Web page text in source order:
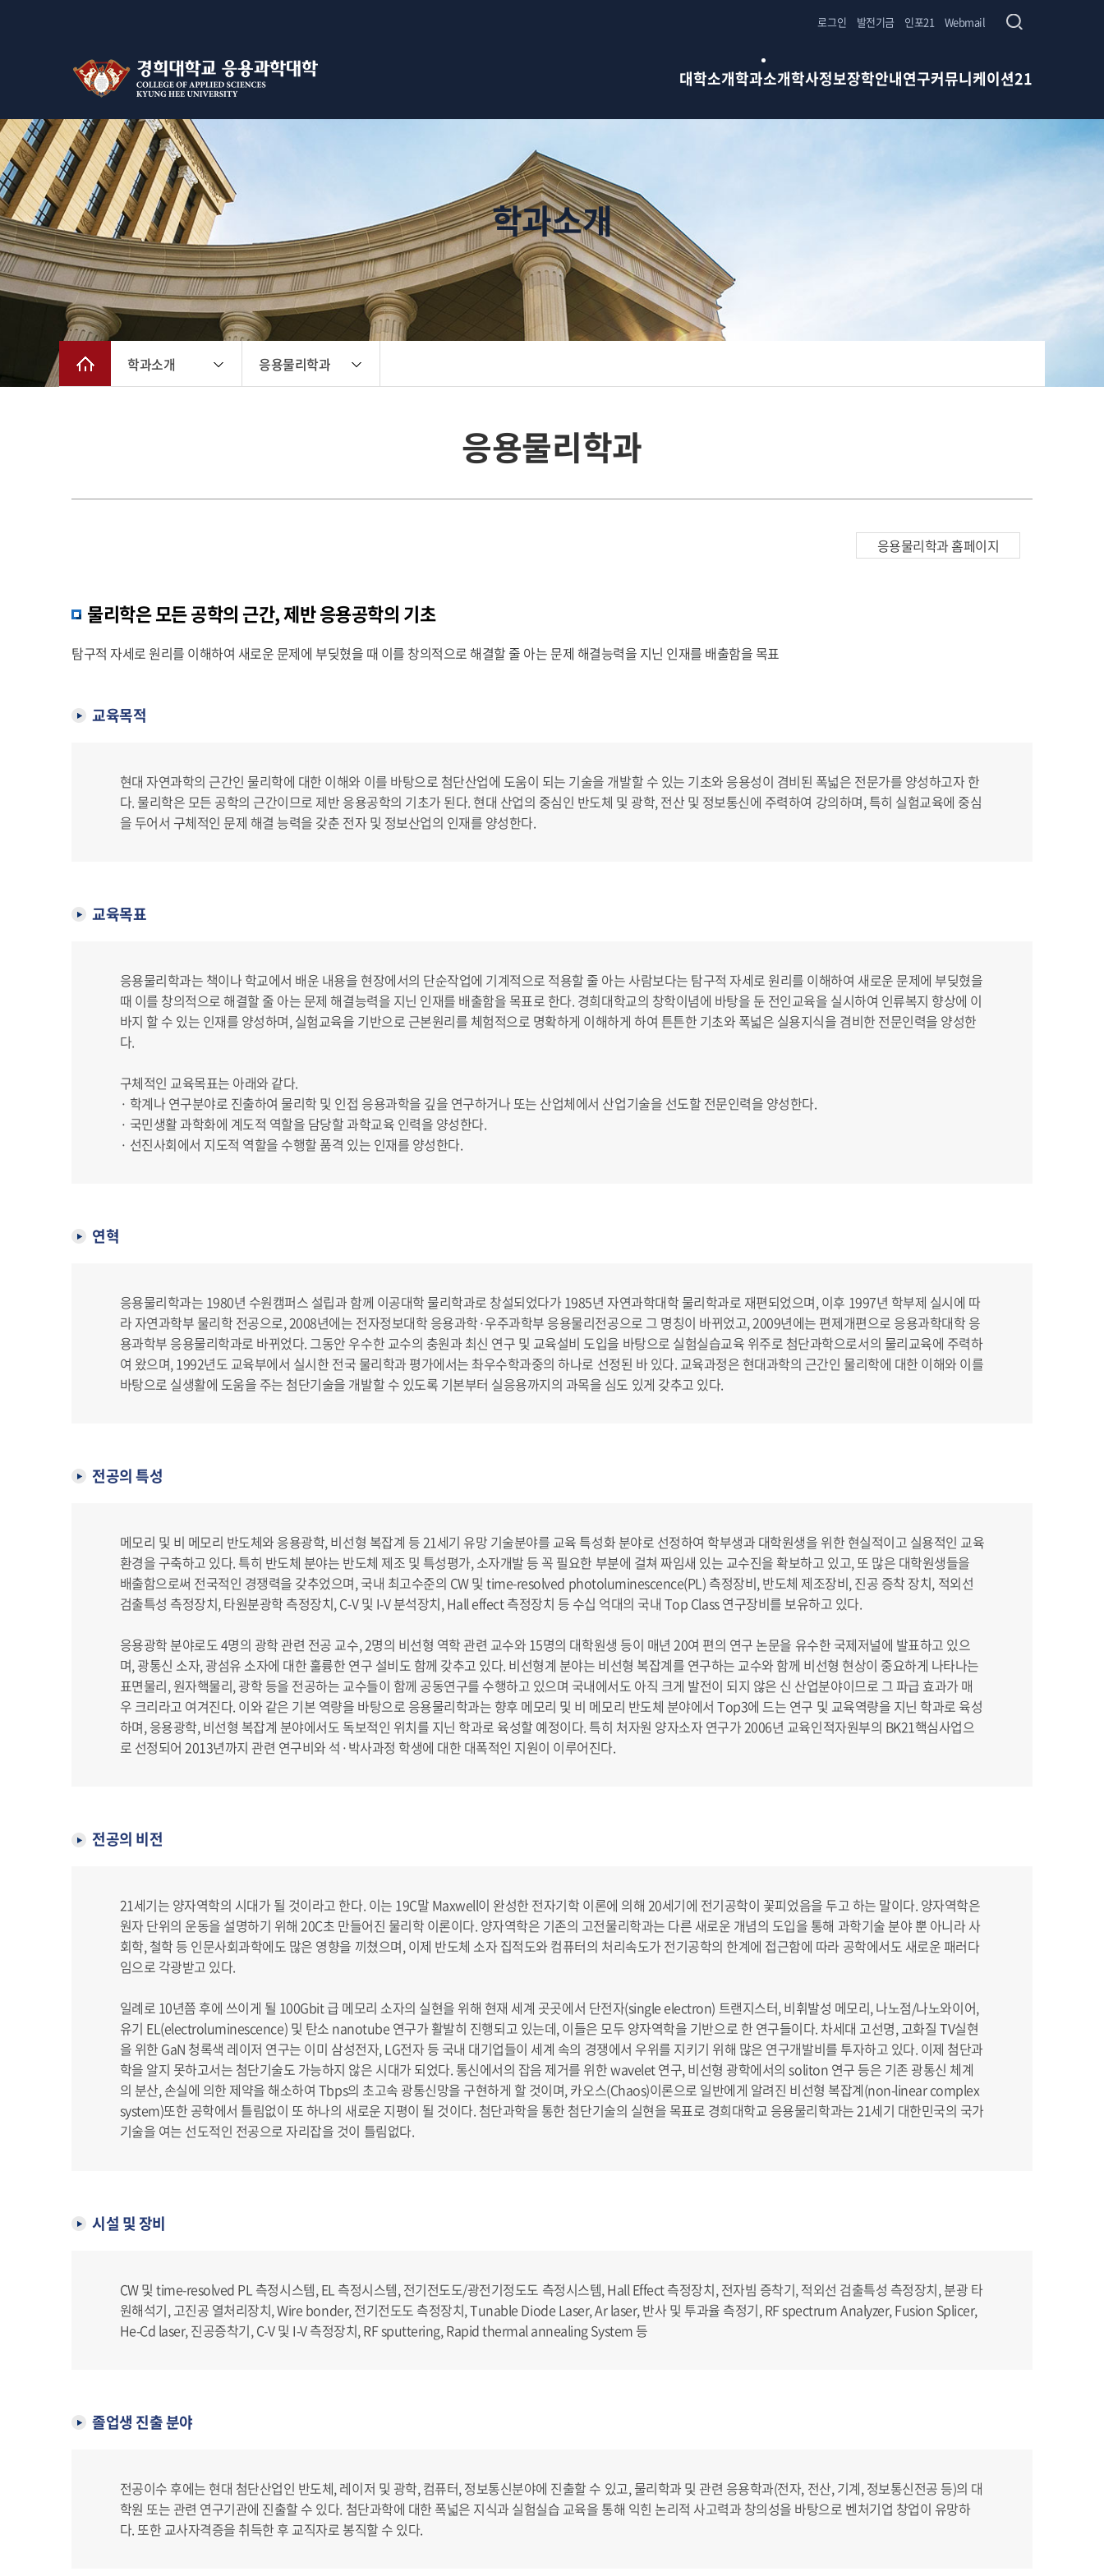
대학소개학과소개학사정보장학안내연구커뮤니케이션21
로그인 발전기금 인포21 Webmail
학과소개
학과소개 응용물리학과
응용물리학과
응용물리학과 홈페이지
물리학은 모든 공학의 근간, 제반 응용공학의 기초
탐구적 자세로 원리를 이해하여 새로운 문제에 부딪혔을 때 이를 창의적으로 해결할 줄 아는 문제 해결능력을 지닌 인재를 배출함을 목표
교육목적
현대 자연과학의 근간인 물리학에 대한 이해와 이를 바탕으로 첨단산업에 도움이 되는 기술을 개발할 수 있는 기초와 응용성이 겸비된 폭넓은 전문가를 양성하고자 한
다. 물리학은 모든 공학의 근간이므로 제반 응용공학의 기초가 된다. 현대 산업의 중심인 반도체 및 광학, 전산 및 정보통신에 주력하여 강의하며, 특히 실험교육에 중심
을 두어서 구체적인 문제 해결 능력을 갖춘 전자 및 정보산업의 인재를 양성한다.
교육목표
응용물리학과는 책이나 학교에서 배운 내용을 현장에서의 단순작업에 기계적으로 적용할 줄 아는 사람보다는 탐구적 자세로 원리를 이해하여 새로운 문제에 부딪혔을
때 이를 창의적으로 해결할 줄 아는 문제 해결능력을 지닌 인재를 배출함을 목표로 한다. 경희대학교의 창학이념에 바탕을 둔 전인교육을 실시하여 인류복지 향상에 이
바지 할 수 있는 인재를 양성하며, 실험교육을 기반으로 근본원리를 체험적으로 명확하게 이해하게 하여 튼튼한 기초와 폭넓은 실용지식을 겸비한 전문인력을 양성한
다.
구체적인 교육목표는 아래와 같다.
· 학계나 연구분야로 진출하여 물리학 및 인접 응용과학을 깊을 연구하거나 또는 산업체에서 산업기술을 선도할 전문인력을 양성한다.
· 국민생활 과학화에 계도적 역할을 담당할 과학교육 인력을 양성한다.
· 선진사회에서 지도적 역할을 수행할 품격 있는 인재를 양성한다.
연혁
응용물리학과는 1980년 수원캠퍼스 설립과 함께 이공대학 물리학과로 창설되었다가 1985년 자연과학대학 물리학과로 재편되었으며, 이후 1997년 학부제 실시에 따
라 자연과학부 물리학 전공으로, 2008년에는 전자정보대학 응용과학·우주과학부 응용물리전공으로 그 명칭이 바뀌었고, 2009년에는 편제개편으로 응용과학대학 응
용과학부 응용물리학과로 바뀌었다. 그동안 우수한 교수의 충원과 최신 연구 및 교육설비 도입을 바탕으로 실험실습교육 위주로 첨단과학으로서의 물리교육에 주력하
여 왔으며, 1992년도 교육부에서 실시한 전국 물리학과 평가에서는 촤우수학과중의 하나로 선정된 바 있다. 교육과정은 현대과학의 근간인 물리학에 대한 이해와 이를
바탕으로 실생활에 도움을 주는 첨단기술을 개발할 수 있도록 기본부터 실응용까지의 과목을 심도 있게 갖추고 있다.
전공의 특성
메모리 및 비 메모리 반도체와 응용광학, 비선형 복잡계 등 21세기 유망 기술분야를 교육 특성화 분야로 선정하여 학부생과 대학원생을 위한 현실적이고 실용적인 교육
환경을 구축하고 있다. 특히 반도체 분야는 반도체 제조 및 특성평가, 소자개발 등 꼭 필요한 부분에 걸쳐 짜임새 있는 교수진을 확보하고 있고, 또 많은 대학원생들을
배출함으로써 전국적인 경쟁력을 갖추었으며, 국내 최고수준의 CW 및 time-resolved photoluminescence(PL) 측정장비, 반도체 제조장비, 진공 증착 장치, 적외선
검출특성 측정장치, 타원분광학 측정장치, C-V 및 I-V 분석장치, Hall effect 측정장치 등 수십 억대의 국내 Top Class 연구장비를 보유하고 있다.
응용광학 분야로도 4명의 광학 관련 전공 교수, 2명의 비선형 역학 관련 교수와 15명의 대학원생 등이 매년 20여 편의 연구 논문을 유수한 국제저널에 발표하고 있으
며, 광통신 소자, 광섬유 소자에 대한 훌륭한 연구 설비도 함께 갖추고 있다. 비선형계 분야는 비선형 복잡계를 연구하는 교수와 함께 비선형 현상이 중요하게 나타나는
표면물리, 원자핵물리, 광학 등을 전공하는 교수들이 함께 공동연구를 수행하고 있으며 국내에서도 아직 크게 발전이 되지 않은 신 산업분야이므로 그 파급 효과가 매
우 크리라고 여겨진다. 이와 같은 기본 역량을 바탕으로 응용물리학과는 향후 메모리 및 비 메모리 반도체 분야에서 Top3에 드는 연구 및 교육역량을 지닌 학과로 육성
하며, 응용광학, 비선형 복잡계 분야에서도 독보적인 위치를 지닌 학과로 육성할 예정이다. 특히 처자원 양자소자 연구가 2006년 교육인적자원부의 BK21핵심사업으
로 선정되어 2013년까지 관련 연구비와 석·박사과정 학생에 대한 대폭적인 지원이 이루어진다.
전공의 비전
21세기는 양자역학의 시대가 될 것이라고 한다. 이는 19C말 Maxwell이 완성한 전자기학 이론에 의해 20세기에 전기공학이 꽃피었음을 두고 하는 말이다. 양자역학은
원자 단위의 운동을 설명하기 위해 20C초 만들어진 물리학 이론이다. 양자역학은 기존의 고전물리학과는 다른 새로운 개념의 도입을 통해 과학기술 분야 뿐 아니라 사
회학, 철학 등 인문사회과학에도 많은 영향을 끼쳤으며, 이제 반도체 소자 집적도와 컴퓨터의 처리속도가 전기공학의 한계에 접근함에 따라 공학에서도 새로운 패러다
임으로 각광받고 있다.
일례로 10년쯤 후에 쓰이게 될 100Gbit 급 메모리 소자의 실현을 위해 현재 세계 곳곳에서 단전자(single electron) 트랜지스터, 비휘발성 메모리, 나노점/나노와이어,
유기 EL(electroluminescence) 및 탄소 nanotube 연구가 활발히 진행되고 있는데, 이들은 모두 양자역학을 기반으로 한 연구들이다. 차세대 고선명, 고화질 TV실현
을 위한 GaN 청록색 레이저 연구는 이미 삼성전자, LG전자 등 국내 대기업들이 세계 속의 경쟁에서 우위를 지키기 위해 많은 연구개발비를 투자하고 있다. 이제 첨단과
학을 알지 못하고서는 첨단기술도 가능하지 않은 시대가 되었다. 통신에서의 잡음 제거를 위한 wavelet 연구, 비선형 광학에서의 soliton 연구 등은 기존 광통신 체계
의 분산, 손실에 의한 제약을 해소하여 Tbps의 초고속 광통신망을 구현하게 할 것이며, 카오스(Chaos)이론으로 일반에게 알려진 비선형 복잡계(non-linear complex
system)또한 공학에서 틀림없이 또 하나의 새로운 지평이 될 것이다. 첨단과학을 통한 첨단기술의 실현을 목표로 경희대학교 응용물리학과는 21세기 대한민국의 국가
기술을 여는 선도적인 전공으로 자리잡을 것이 틀림없다.
시설 및 장비
CW 및 time-resolved PL 측정시스템, EL 측정시스템, 전기전도도/광전기정도도 측정시스템, Hall Effect 측정장치, 전자빔 증착기, 적외선 검출특성 측정장치, 분광 타
원해석기, 고진공 열처리장치, Wire bonder, 전기전도도 측정장치, Tunable Diode Laser, Ar laser, 반사 및 투과율 측정기, RF spectrum Analyzer, Fusion Splicer,
He-Cd laser, 진공증착기, C-V 및 I-V 측정장치, RF sputtering, Rapid thermal annealing System 등
졸업생 진출 분야
전공이수 후에는 현대 첨단산업인 반도체, 레이저 및 광학, 컴퓨터, 정보통신분야에 진출할 수 있고, 물리학과 및 관련 응용학과(전자, 전산, 기계, 정보통신전공 등)의 대
학원 또는 관련 연구기관에 진출할 수 있다. 첨단과학에 대한 폭넓은 지식과 실험실습 교육을 통해 익힌 논리적 사고력과 창의성을 바탕으로 벤처기업 창업이 유망하
다. 또한 교사자격증을 취득한 후 교직자로 봉직할 수 있다.